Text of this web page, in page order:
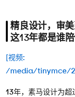
精良设计，审美
这13年都是谁
[视频:
/media/tinymce/
13年，素马设计为超